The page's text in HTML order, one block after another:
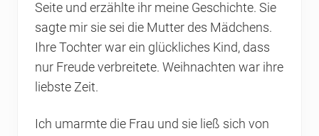
Seite und erzählte ihr meine Geschichte. Sie
sagte mir sie sei die Mutter des Mädchens.
Ihre Tochter war ein glückliches Kind, dass
nur Freude verbreitete. Weihnachten war ihre
liebste Zeit.
Ich umarmte die Frau und sie ließ sich von